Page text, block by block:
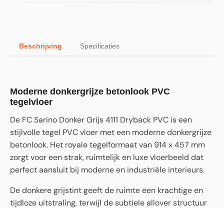
Beschrijving Specificaties
Moderne donkergrijze betonlook PVC
tegelvloer
De FC Sarino Donker Grijs 4111 Dryback PVC is een
stijlvolle tegel PVC vloer met een moderne donkergrijze
betonlook. Het royale tegelformaat van 914 x 457 mm
zorgt voor een strak, ruimtelijk en luxe vloerbeeld dat
perfect aansluit bij moderne en industriële interieurs.
De donkere grijstint geeft de ruimte een krachtige en
tijdloze uitstraling, terwijl de subtiele allover structuur